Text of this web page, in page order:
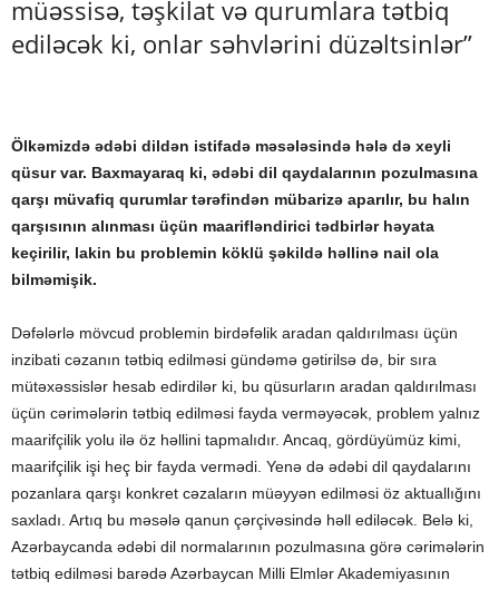
müəssisə, təşkilat və qurumlara tətbiq
ediləcək ki, onlar səhvlərini düzəltsinlər”
Ölkəmizdə ədəbi dildən istifadə məsələsində hələ də xeyli
qüsur var. Baxmayaraq ki, ədəbi dil qaydalarının pozulmasına
qarşı müvafiq qurumlar tərəfindən mübarizə aparılır, bu halın
qarşısının alınması üçün maarifləndirici tədbirlər həyata
keçirilir, lakin bu problemin köklü şəkildə həllinə nail ola
bilməmişik.
Dəfələrlə mövcud problemin birdəfəlik aradan qaldırılması üçün
inzibati cəzanın tətbiq edilməsi gündəmə gətirilsə də, bir sıra
mütəxəssislər hesab edirdilər ki, bu qüsurların aradan qaldırılması
üçün cərimələrin tətbiq edilməsi fayda verməyəcək, problem yalnız
maarifçilik yolu ilə öz həllini tapmalıdır. Ancaq, gördüyümüz kimi,
maarifçilik işi heç bir fayda vermədi. Yenə də ədəbi dil qaydalarını
pozanlara qarşı konkret cəzaların müəyyən edilməsi öz aktuallığını
saxladı. Artıq bu məsələ qanun çərçivəsində həll ediləcək. Belə ki,
Azərbaycanda ədəbi dil normalarının pozulmasına görə cərimələrin
tətbiq edilməsi barədə Azərbaycan Milli Elmlər Akademiyasının